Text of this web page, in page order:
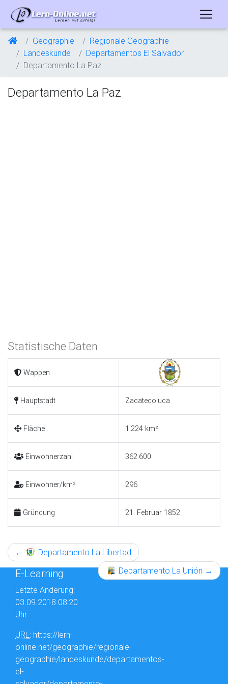
Geographie
Regionale Geographie
Landeskunde
Departamentos El Salvador
Departamento La Paz
Departamento La Paz
Statistische Daten
Wappen
Hauptstadt Zacatecoluca
Fläche 1.224 km²
Einwohnerzahl 362.600
Einwohner/km² 296
Gründung 21. Februar 1852
←
Departamento La Libertad
Departamento La Unión →
E-Learning
Letzte Änderung:
03.09.2018 08:20
Uhr
URL: https://lern-
online.net/geographie/regionale-
geographie/landeskunde/departamentos-
el-